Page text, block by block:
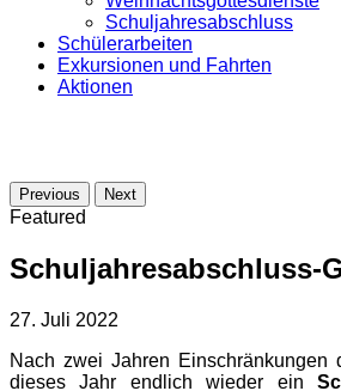
Schuljahresabschluss
Schülerarbeiten
Exkursionen und Fahrten
Aktionen
Previous Next
Featured
Schuljahresabschluss-
27. Juli 2022
Nach zwei Jahren Einschränkungen
dieses Jahr endlich wieder ein